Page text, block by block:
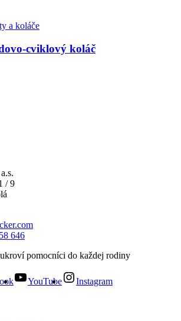
a koláče
cviklový koláč
/ 9
646
pomocníci do každej rodiny
YouTube Instagram